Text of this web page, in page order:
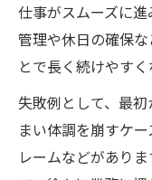
仕事がスムーズに
管理や休日の確保
とで長く続けやすく
失敗例として、最
まい体調を崩すケ
レームなどがあり